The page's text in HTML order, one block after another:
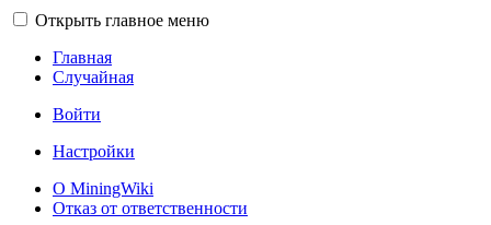
Открыть главное меню
Главная
Случайная
Войти
Настройки
О MiningWiki
Отказ от ответственности